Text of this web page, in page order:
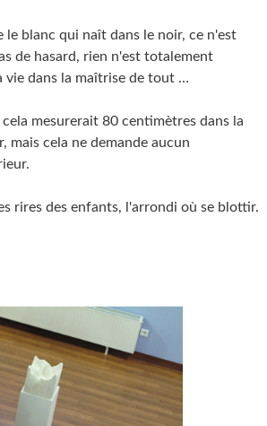
le blanc qui naît dans le noir, ce n'est
de hasard, rien n'est totalement
vie dans la maîtrise de tout …
cela mesurerait 80 centimètres dans la
mais cela ne demande aucun
rires des enfants, l'arrondi où se blottir.